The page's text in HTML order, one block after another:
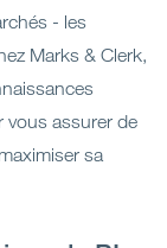
- les
Marks & Clerk,
vous assurer de
sa